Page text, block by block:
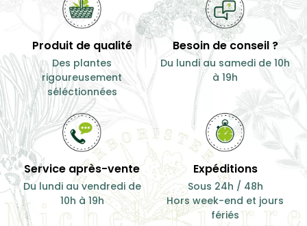
Produit de qualité
Des plantes
rigoureusement
séléctionnées
Besoin de conseil ?
Du lundi au samedi de 10h
à 19h
Service après-vente
Du lundi au vendredi de
10h à 19h
Expéditions
Sous 24h / 48h
Hors week-end et jours
fériés